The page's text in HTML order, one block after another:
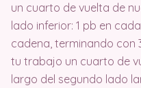
un cuarto de vuelta de
lado inferior: 1 pb en
cadena, terminando con
tu trabajo un cuarto de
largo del segundo lado